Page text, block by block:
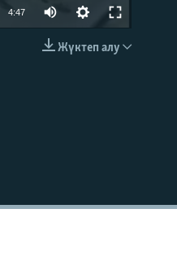
EMBED
4:47
Жүктеп алу